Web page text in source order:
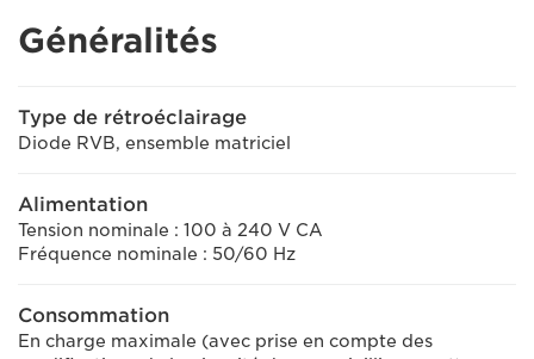
Généralités
Type de rétroéclairage
Diode RVB, ensemble matriciel
Alimentation
Tension nominale : 100 à 240 V CA
Fréquence nominale : 50/60 Hz
Consommation
En charge maximale (avec prise en compte des